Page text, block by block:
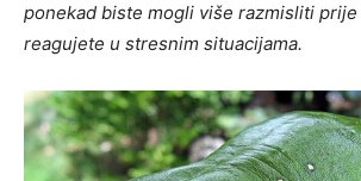
ponekad biste mogli više razmisliti
reagujete u stresnim situacijama.